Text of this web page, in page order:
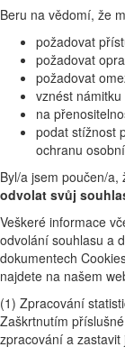
Beru na vědomí, že
požadovat
požadovat
požadovat
vznést
na
podat stížnost
ochranu
Byl/a jsem poučen/
odvolat svůj
Veškeré informace
odvolání souhlasu a
dokumentech
najdete na našem
(1) Zpracování
Zaškrtnutím
zpracování a